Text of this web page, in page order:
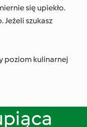
się upiekło.
szukasz
poziom kulinarnej